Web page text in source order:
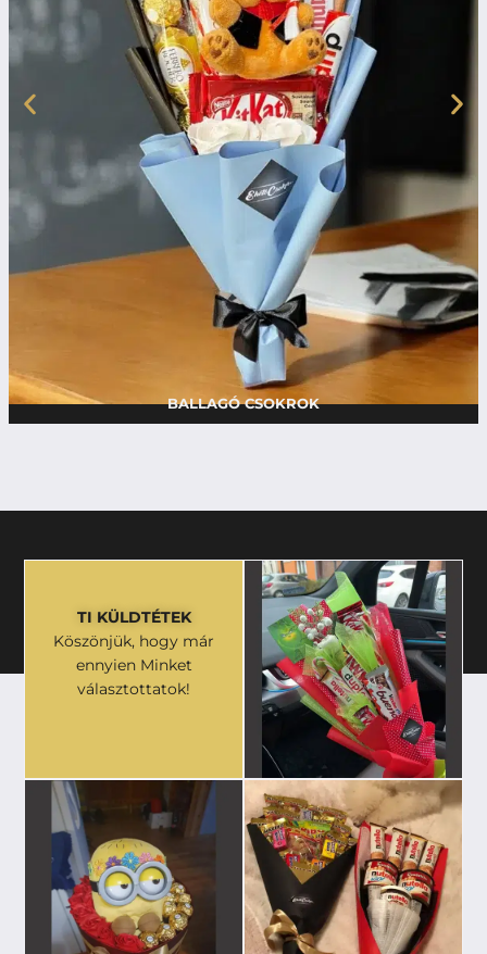
BALLAGÓ CSOKROK
TI KÜLDTÉTEK
Köszönjük, hogy már
ennyien Minket
választottatok!